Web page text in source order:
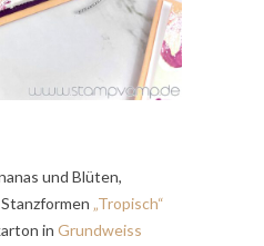
und Blüten,
„Tropisch“
in Grundweiss